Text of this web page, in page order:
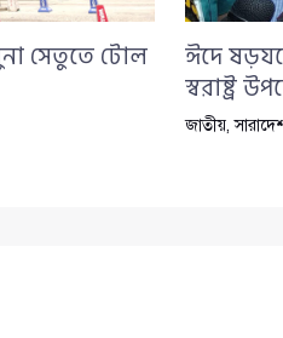
সেতুতে টোল
ঈদে
স্বরাষ্ট্র
জাতীয়,